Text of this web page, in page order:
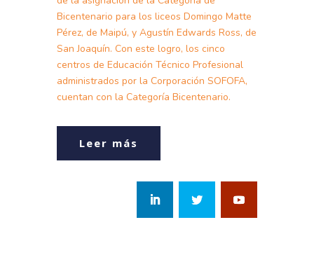
Bicentenario para los liceos Domingo Matte
Pérez, de Maipú, y Agustín Edwards Ross, de
San Joaquín. Con este logro, los cinco
centros de Educación Técnico Profesional
administrados por la Corporación SOFOFA,
cuentan con la Categoría Bicentenario.
Leer más